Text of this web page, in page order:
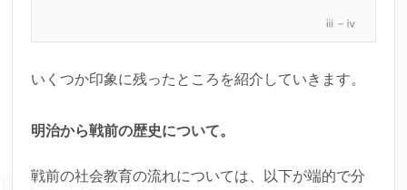
ⅲ－ⅳ
いくつか印象に残ったところを紹介していきます。
明治から戦前の歴史について。
戦前の社会教育の流れについては、以下が端的で分